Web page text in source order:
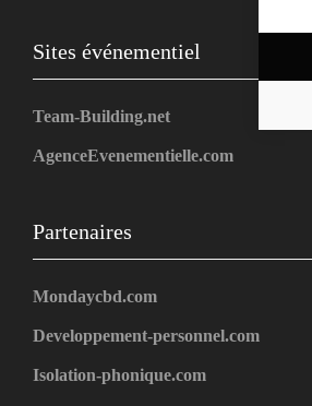
Sites événementiel
Team-Building.net
AgenceEvenementielle.com
Partenaires
Mondaycbd.com
Developpement-personnel.com
Isolation-phonique.com